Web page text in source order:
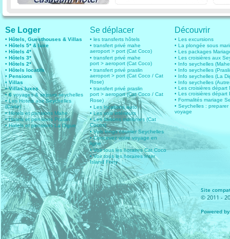
Se Loger
• Hôtels, Guesthouses & Villas
• Hôtels 5* & luxe
• Hôtels 4*
• Hôtels 3*
• Hôtels 2*
• Hôtels locatifs
• Pensions
• Villas
• Villas luxes
• 6voyages & sejours seychelles
• Les Hotels aux Seychelles
(Carte)
• Hotels et pensions Mahe
• Hotels et pensions Praslin
• Hotels et pensions La Digue
Se déplacer
• les transferts hôtels
• transfert privé mahe
aeroport > port (Cat Coco)
• transfert privé mahe
port > aeroport (Cat Coco)
• transfert privé praslin
aeroport > port (Cat Coco / Cat
Rose)
• transfert privé praslin
port > aeroport (Cat Coco / Cat
Rose)
• Les locations auto
• Les vols intérieurs
• Les liaisons maritimes (Cat
Cocos)
• Vols longs courrier Seychelles
• Concevez votre voyage en
ligne
• Voir tous les horaires Cat Coco
• Voir tous les horaires Inter
Island Ferry
Découvrir
• Les excursions
• La plongée sous
• Les packages
• Les croisières aux
• Info seychelles
• Info seychelles
• Info seychelles (La
• Info seychelles
• Les croisières départ
• Les croisières départ
• Formalités mariage
• Seychelles : preparer
voyage
Site
© 2011 -
Powered by